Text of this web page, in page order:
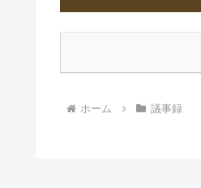
ホーム 議事録